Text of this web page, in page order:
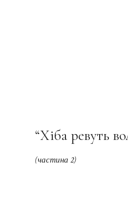
“Хіба ревуть
(частина 2)